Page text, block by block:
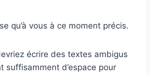
qu’à vous à ce moment précis.
écrire des textes ambigus
suffisamment d’espace pour